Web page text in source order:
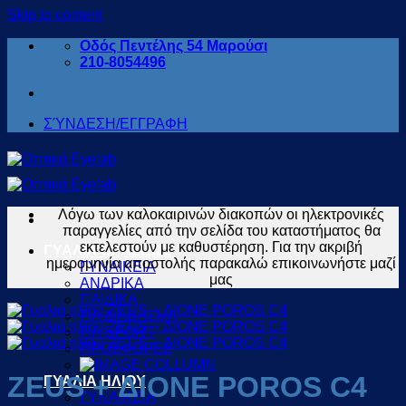
Skip to content
Οδός Πεντέλης 54 Μαρούσι
210-8054496
ΣΎΝΔΕΣΗ/ΕΓΓΡΑΦΗ
ΓΥΑΛΙΑ ΟΡΑΣΕΩΣ
ΓΥΝΑΙΚΕΙΑ
ΑΝΔΡΙΚΑ
ΠΑΙΔΙΚΑ
ΓΙΑ ΔΙΑΒΑΣΜΑ
ΓΙΑ SPORT
ΠΡΟΣΦΟΡΕΣ
ΓΥΑΛΙΑ ΗΛΙΟΥ
ΓΥΝΑΙΚΕΙΑ
Λόγω των καλοκαιρινών διακοπών οι ηλεκτρονικές
παραγγελίες από την σελίδα του καταστήματος θα
εκτελεστούν με καθυστέρηση. Για την ακριβή
ημερομηνία αποστολής παρακαλώ επικοινωνήστε μαζί
μας
ZEUS + ΔΙΟΝΕ POROS C4